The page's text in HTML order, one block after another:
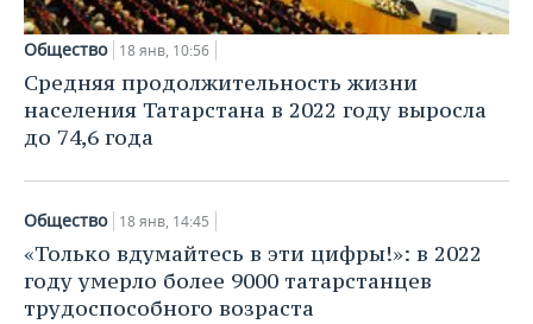
Общество 18 янв, 10:56
Средняя продолжительность жизни
населения Татарстана в 2022 году выросла
до 74,6 года
Общество 18 янв, 14:45
«Только вдумайтесь в эти цифры!»: в 2022
году умерло более 9000 татарстанцев
трудоспособного возраста